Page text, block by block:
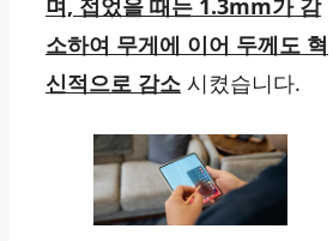
소하여 무게에 이어 두께도 혁
신적으로 감소 시켰습니다.